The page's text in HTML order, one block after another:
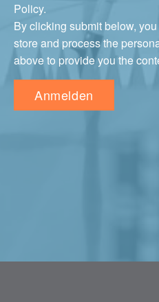
Policy.
By clicking submit below,
store and process the
above to provide you the